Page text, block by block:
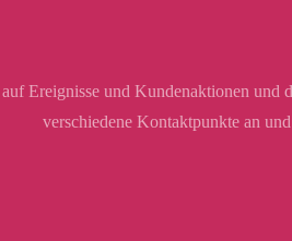
Ereignisse und Kundenaktionen
verschiedene Kontaktpunkte an